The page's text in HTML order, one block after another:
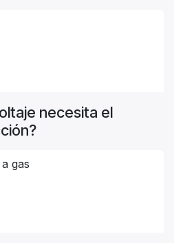
necesita el
gas